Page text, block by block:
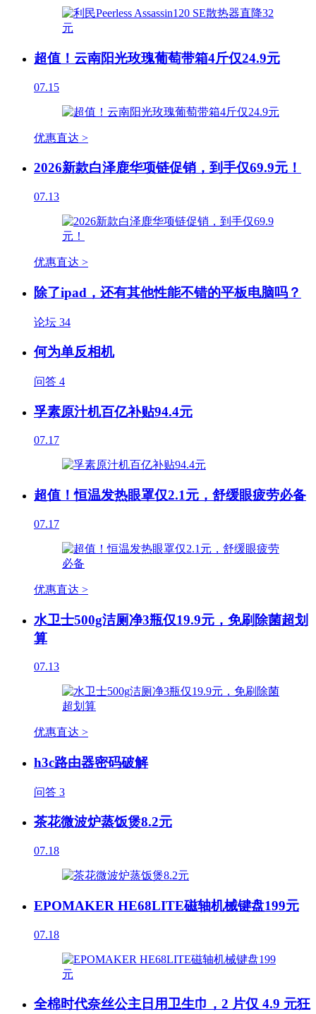
超值！云南阳光玫瑰葡萄带箱4斤仅24.9元
07.15
优惠直达 >
2026新款白泽鹿华项链促销，到手仅69.9元！
07.13
优惠直达 >
除了ipad，还有其他性能不错的平板电脑吗？
论坛 34
何为单反相机
问答 4
孚素原汁机百亿补贴94.4元
07.17
超值！恒温发热眼罩仅2.1元，舒缓眼疲劳必备
07.17
优惠直达 >
水卫士500g洁厕净3瓶仅19.9元，免刷除菌超划
算
07.13
优惠直达 >
h3c路由器密码破解
问答 3
茶花微波炉蒸饭煲8.2元
07.18
EPOMAKER HE68LITE磁轴机械键盘199元
07.18
全棉时代奈丝公主日用卫生巾，2 片仅 4.9 元狂